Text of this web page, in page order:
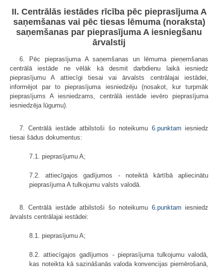
II. Centrālās iestādes rīcība pēc pieprasījuma A
saņemšanas vai pēc tiesas lēmuma (noraksta)
saņemšanas par pieprasījuma A iesniegšanu
ārvalstij
6. Pēc pieprasījuma A saņemšanas un lēmuma pieņemšanas
centrālā iestāde ne vēlāk kā desmit darbdienu laikā iesniedz
pieprasījumu A attiecīgi tiesai vai ārvalsts centrālajai iestādei,
informējot par to pieprasījuma iesniedzēju (nosakot, kur turpmāk
pieprasījums A iesniedzams, centrālā iestāde ievēro pieprasījuma
iesniedzēja lūgumu).
7. Centrālā iestāde atbilstoši šo noteikumu 6.punktam iesniedz
tiesai šādus dokumentus:
7.1. pieprasījumu A;
7.2. attiecīgajos gadījumos - noteiktā kārtībā apliecinātu
pieprasījuma A tulkojumu valsts valodā.
8. Centrālā iestāde atbilstoši šo noteikumu 6.punktam iesniedz
ārvalsts centrālajai iestādei:
8.1. pieprasījumu A;
8.2. attiecīgajos gadījumos - pieprasījuma tulkojumu valodā,
kas noteikta kā sazināšanās valoda konvencijas piemērošanā,